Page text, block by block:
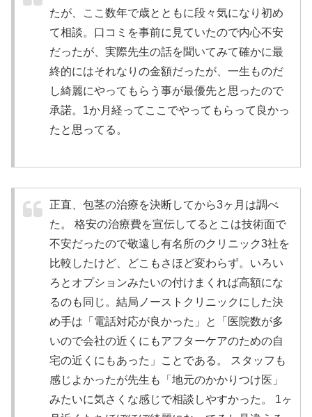
たが、ここ数年で歳とともに段々気になり初め
て相談。口コミを事前に見ていたので内心不安
だったが、実際先生の話を聞いてみて確かに最
終的にはそれなりの金額だったが、一生ものだ
し綺麗にやってもらう事が最優先と思ったので
承諾。1か月経ってここでやってもらって良かっ
たと思ってる。
正直、包茎の治療を決断してから3ヶ月は調べ
た。 格安の治療費を宣伝してるとこは技術面で
不安だったので敬遠し有名所のクリニック3社を
比較したけど、どこもさほど変わらず。いろい
ろとオプションみたいの付けまくれば高額にな
るのも同じ。結局ノーストクリニックにした決
め手は「電話対応が良かった」と「医院数が多
いので会社の近くにもアフターケアのための自
宅の近くにもあった」ことである。 スタッフも
感じよかったが先生も「地元のかかりつけ医」
みたいに気さくな感じで相談しやすかった。 1ヶ